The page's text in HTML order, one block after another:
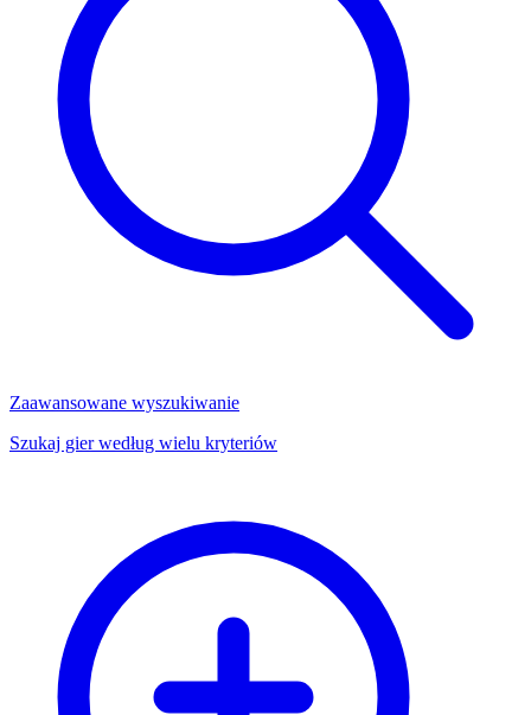
Zaawansowane wyszukiwanie
Szukaj gier według wielu kryteriów